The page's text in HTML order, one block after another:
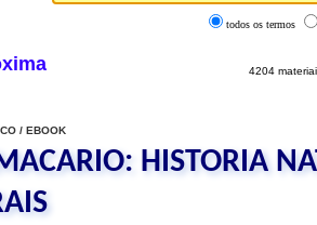
todos os termos
4204
/ EBOOK
HISTORIA